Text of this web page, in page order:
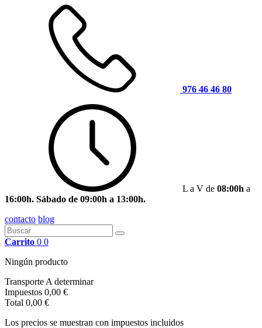
976 46 46 80
L a V de 08:00h a
16:00h. Sábado de 09:00h a 13:00h.
contacto blog
Carrito 0 0
Ningún producto
Transporte A determinar
Impuestos 0,00 €
Total 0,00 €
Los precios se muestran con impuestos incluidos